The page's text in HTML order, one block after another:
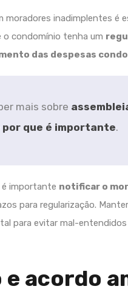
moradores inadimplentes é
o condomínio tenha um
das despesas
mais sobre
que é importante.
importante notificar o
para regularização.
para evitar mal-
e acordo